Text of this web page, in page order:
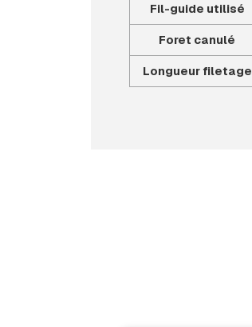
Fil-guide utilisé
Foret canulé
Longueur filetage